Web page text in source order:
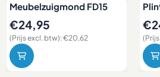
Meubelzuigmond FD15
Prijs: 24,95, exclusief btw: 20,62
€24,95
(Prijs excl. btw):€20,62